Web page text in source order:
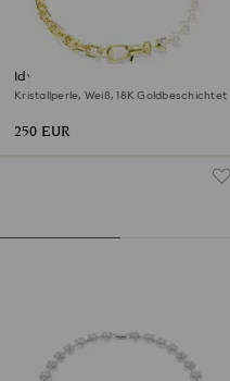
Idyllia Halskette
Kristallperle, Weiß, 18K Goldbeschichtet
250 EUR